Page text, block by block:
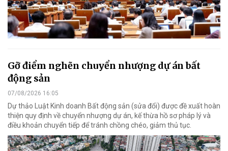
Gỡ điểm nghẽn chuyển nhượng dự án bất
động sản
07/08/2026 16:05
Dự thảo Luật Kinh doanh Bất động sản (sửa đổi) được đề xuất hoàn
thiện quy định về chuyển nhượng dự án, kế thừa hồ sơ pháp lý và
điều khoản chuyển tiếp để tránh chồng chéo, giảm thủ tục.